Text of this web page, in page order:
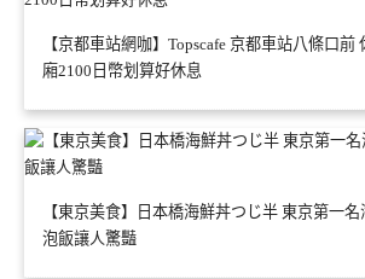
【京都車站網咖】Topscafe 京都車站八條口
廂2100日幣划算好休息
【東京美食】日本橋海鮮丼つじ半 東京第一
泡飯讓人驚豔